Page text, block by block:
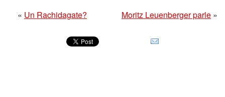
« Un Rachidagate? Moritz Leuenberger parle »